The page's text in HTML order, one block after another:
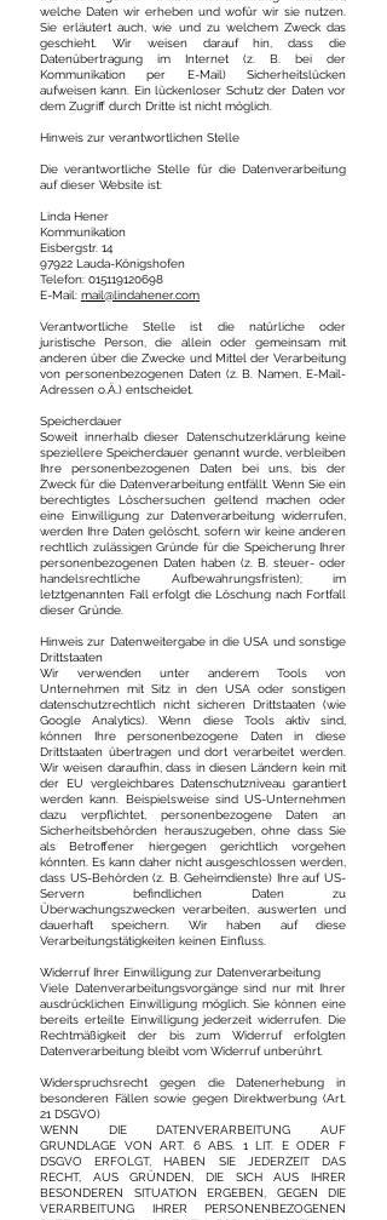
welche Daten wir erheben und wofür wir sie nutzen.
Sie erläutert auch, wie und zu welchem Zweck das
geschieht. Wir weisen darauf hin, dass die
Datenübertragung im Internet (z. B. bei der
Kommunikation per E-Mail) Sicherheitslücken
aufweisen kann. Ein lückenloser Schutz der Daten vor
dem Zugriff durch Dritte ist nicht möglich.
Hinweis zur verantwortlichen Stelle
Die verantwortliche Stelle für die Datenverarbeitung
auf dieser Website ist:
Linda Hener
Kommunikation
Eisbergstr. 14
97922 Lauda-Königshofen
Telefon: 015119120698
E-Mail: mail@lindahener.com
Verantwortliche Stelle ist die natürliche oder
juristische Person, die allein oder gemeinsam mit
anderen über die Zwecke und Mittel der Verarbeitung
von personenbezogenen Daten (z. B. Namen, E-Mail-
Adressen o.Ä.) entscheidet.
Speicherdauer
Soweit innerhalb dieser Datenschutzerklärung keine
speziellere Speicherdauer genannt wurde, verbleiben
Ihre personenbezogenen Daten bei uns, bis der
Zweck für die Datenverarbeitung entfällt. Wenn Sie ein
berechtigtes Löschersuchen geltend machen oder
eine Einwilligung zur Datenverarbeitung widerrufen,
werden Ihre Daten gelöscht, sofern wir keine anderen
rechtlich zulässigen Gründe für die Speicherung Ihrer
personenbezogenen Daten haben (z. B. steuer- oder
handelsrechtliche Aufbewahrungsfristen); im
letztgenannten Fall erfolgt die Löschung nach Fortfall
dieser Gründe.
Hinweis zur Datenweitergabe in die USA und sonstige
Drittstaaten
Wir verwenden unter anderem Tools von
Unternehmen mit Sitz in den USA oder sonstigen
datenschutzrechtlich nicht sicheren Drittstaaten (wie
Google Analytics). Wenn diese Tools aktiv sind,
können Ihre personenbezogene Daten in diese
Drittstaaten übertragen und dort verarbeitet werden.
Wir weisen daraufhin, dass in diesen Ländern kein mit
der EU vergleichbares Datenschutzniveau garantiert
werden kann. Beispielsweise sind US-Unternehmen
dazu verpflichtet, personenbezogene Daten an
Sicherheitsbehörden herauszugeben, ohne dass Sie
als Betroffener hiergegen gerichtlich vorgehen
könnten. Es kann daher nicht ausgeschlossen werden,
dass US-Behörden (z. B. Geheimdienste) Ihre auf US-
Servern befindlichen Daten zu
Überwachungszwecken verarbeiten, auswerten und
dauerhaft speichern. Wir haben auf diese
Verarbeitungstätigkeiten keinen Einfluss.
Widerruf Ihrer Einwilligung zur Datenverarbeitung
Viele Datenverarbeitungsvorgänge sind nur mit Ihrer
ausdrücklichen Einwilligung möglich. Sie können eine
bereits erteilte Einwilligung jederzeit widerrufen. Die
Rechtmäßigkeit der bis zum Widerruf erfolgten
Datenverarbeitung bleibt vom Widerruf unberührt.
Widerspruchsrecht gegen die Datenerhebung in
besonderen Fällen sowie gegen Direktwerbung (Art.
21 DSGVO)
WENN DIE DATENVERARBEITUNG AUF
GRUNDLAGE VON ART. 6 ABS. 1 LIT. E ODER F
DSGVO ERFOLGT, HABEN SIE JEDERZEIT DAS
RECHT, AUS GRÜNDEN, DIE SICH AUS IHRER
BESONDEREN SITUATION ERGEBEN, GEGEN DIE
VERARBEITUNG IHRER PERSONENBEZOGENEN